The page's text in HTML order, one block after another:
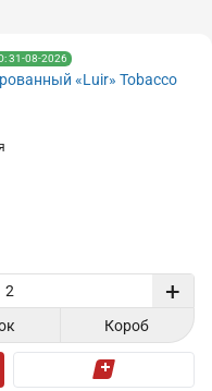
31-08-2026
«Luir» Tobacco
+
Короб